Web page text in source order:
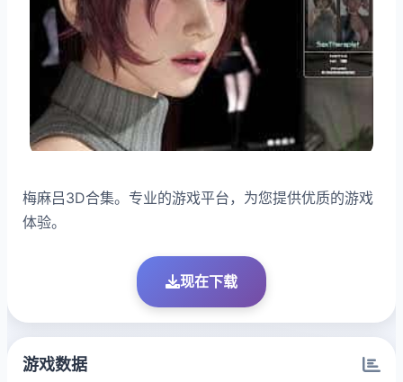
梅麻吕3D合集。专业的游戏平台，为您提供优质的游戏
体验。
现在下载
游戏数据